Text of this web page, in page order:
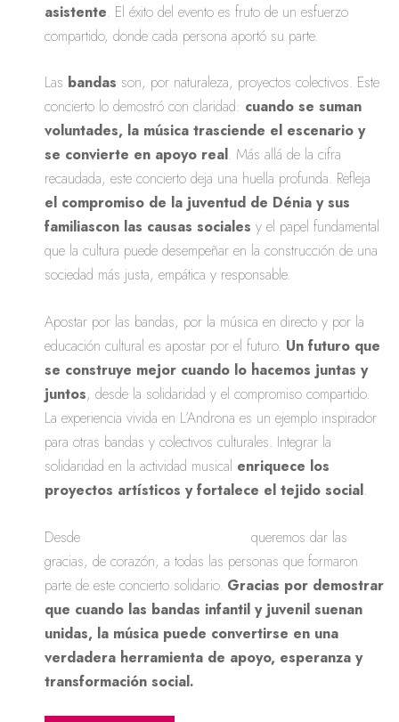
asistente. El éxito del evento es fruto de un esfuerzo
compartido, donde cada persona aportó su parte.
Las bandas son, por naturaleza, proyectos colectivos. Este
concierto lo demostró con claridad: cuando se suman
voluntades, la música trasciende el escenario y
se convierte en apoyo real. Más allá de la cifra
recaudada, este concierto deja una huella profunda. Refleja
el compromiso de la juventud de Dénia y sus
familiascon las causas sociales y el papel fundamental
que la cultura puede desempeñar en la construcción de una
sociedad más justa, empática y responsable.
Apostar por las bandas, por la música en directo y por la
educación cultural es apostar por el futuro. Un futuro que
se construye mejor cuando lo hacemos juntas y
juntos, desde la solidaridad y el compromiso compartido.
La experiencia vivida en L’Androna es un ejemplo inspirador
para otras bandas y colectivos culturales. Integrar la
solidaridad en la actividad musical enriquece los
proyectos artísticos y fortalece el tejido social.
Desde Amunt contra el Càncerqueremos dar las
gracias, de corazón, a todas las personas que formaron
parte de este concierto solidario. Gracias por demostrar
que cuando las bandas infantil y juvenil suenan
unidas, la música puede convertirse en una
verdadera herramienta de apoyo, esperanza y
transformación social.